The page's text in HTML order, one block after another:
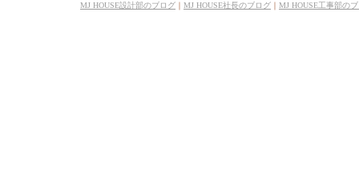
MJ HOUSE設計部のブログ ｜ MJ HOUSE社長のブログ ｜ MJ HOUSE工事部の